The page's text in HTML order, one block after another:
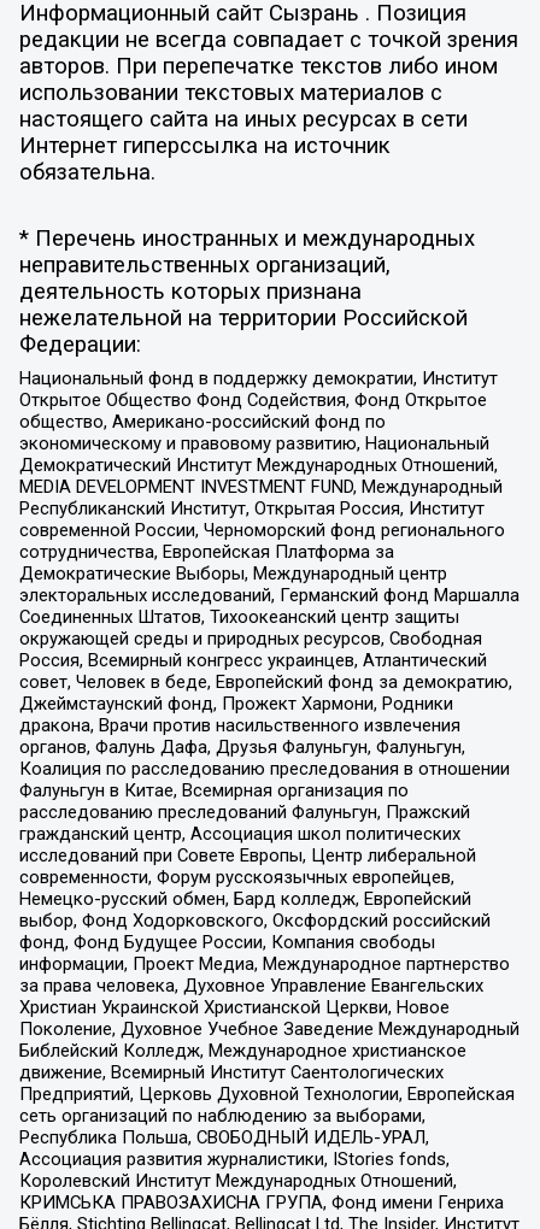
Информационный сайт Сызрань . Позиция
редакции не всегда совпадает с точкой зрения
авторов. При перепечатке текстов либо ином
использовании текстовых материалов с
настоящего сайта на иных ресурсах в сети
Интернет гиперссылка на источник
обязательна.
* Перечень иностранных и международных
неправительственных организаций,
деятельность которых признана
нежелательной на территории Российской
Федерации:
Национальный фонд в поддержку демократии, Институт
Открытое Общество Фонд Содействия, Фонд Открытое
общество, Американо-российский фонд по
экономическому и правовому развитию, Национальный
Демократический Институт Международных Отношений,
MEDIA DEVELOPMENT INVESTMENT FUND, Международный
Республиканский Институт, Открытая Россия, Институт
современной России, Черноморский фонд регионального
сотрудничества, Европейская Платформа за
Демократические Выборы, Международный центр
электоральных исследований, Германский фонд Маршалла
Соединенных Штатов, Тихоокеанский центр защиты
окружающей среды и природных ресурсов, Свободная
Россия, Всемирный конгресс украинцев, Атлантический
совет, Человек в беде, Европейский фонд за демократию,
Джеймстаунский фонд, Прожект Хармони, Родники
дракона, Врачи против насильственного извлечения
органов, Фалунь Дафа, Друзья Фалуньгун, Фалуньгун,
Коалиция по расследованию преследования в отношении
Фалуньгун в Китае, Всемирная организация по
расследованию преследований Фалуньгун, Пражский
гражданский центр, Ассоциация школ политических
исследований при Совете Европы, Центр либеральной
современности, Форум русскоязычных европейцев,
Немецко-русский обмен, Бард колледж, Европейский
выбор, Фонд Ходорковского, Оксфордский российский
фонд, Фонд Будущее России, Компания свободы
информации, Проект Медиа, Международное партнерство
за права человека, Духовное Управление Евангельских
Христиан Украинской Христианской Церкви, Новое
Поколение, Духовное Учебное Заведение Международный
Библейский Колледж, Международное христианское
движение, Всемирный Институт Саентологических
Предприятий, Церковь Духовной Технологии, Европейская
сеть организаций по наблюдению за выборами,
Республика Польша, СВОБОДНЫЙ ИДЕЛЬ-УРАЛ,
Ассоциация развития журналистики, IStories fonds,
Королевский Институт Международных Отношений,
КРИМСЬКА ПРАВОЗАХИСНА ГРУПА, Фонд имени Генриха
Бёлля, Stichting Bellingcat, Bellingcat Ltd, The Insider, Институт